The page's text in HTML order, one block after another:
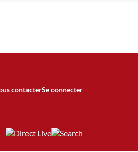
contacterSe connecter